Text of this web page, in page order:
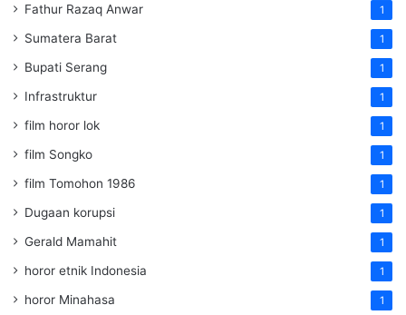
Fathur Razaq Anwar 1
Sumatera Barat 1
Bupati Serang 1
Infrastruktur 1
film horor lok 1
film Songko 1
film Tomohon 1986 1
Dugaan korupsi 1
Gerald Mamahit 1
horor etnik Indonesia 1
horor Minahasa 1